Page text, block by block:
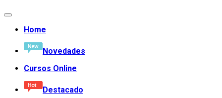
Home
Novedades
Cursos Online
Destacado